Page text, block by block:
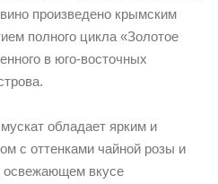
произведено крымским
полного цикла «Золотое
в юго-восточных
обладает ярким и
с оттенками чайной розы и
освежающем вкусе